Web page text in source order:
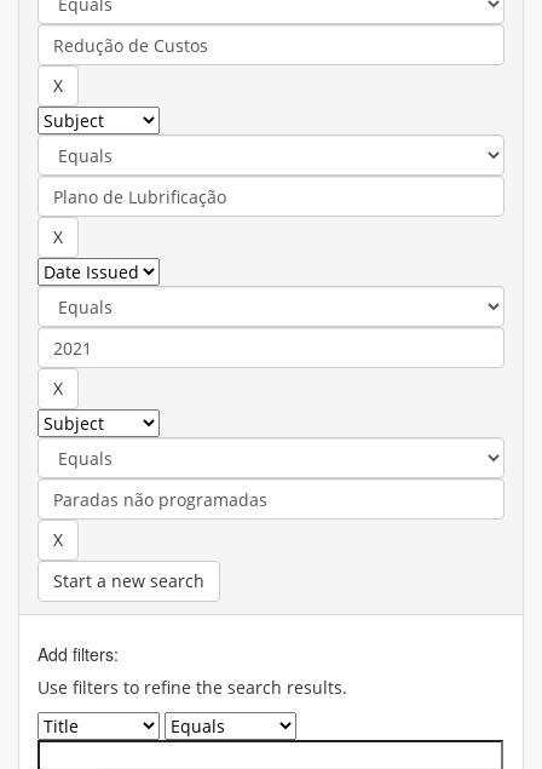
Start a new search
Add filters:
Use filters to refine the search results.